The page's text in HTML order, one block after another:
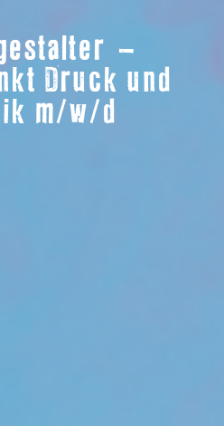
–
Druck und
m/w/d